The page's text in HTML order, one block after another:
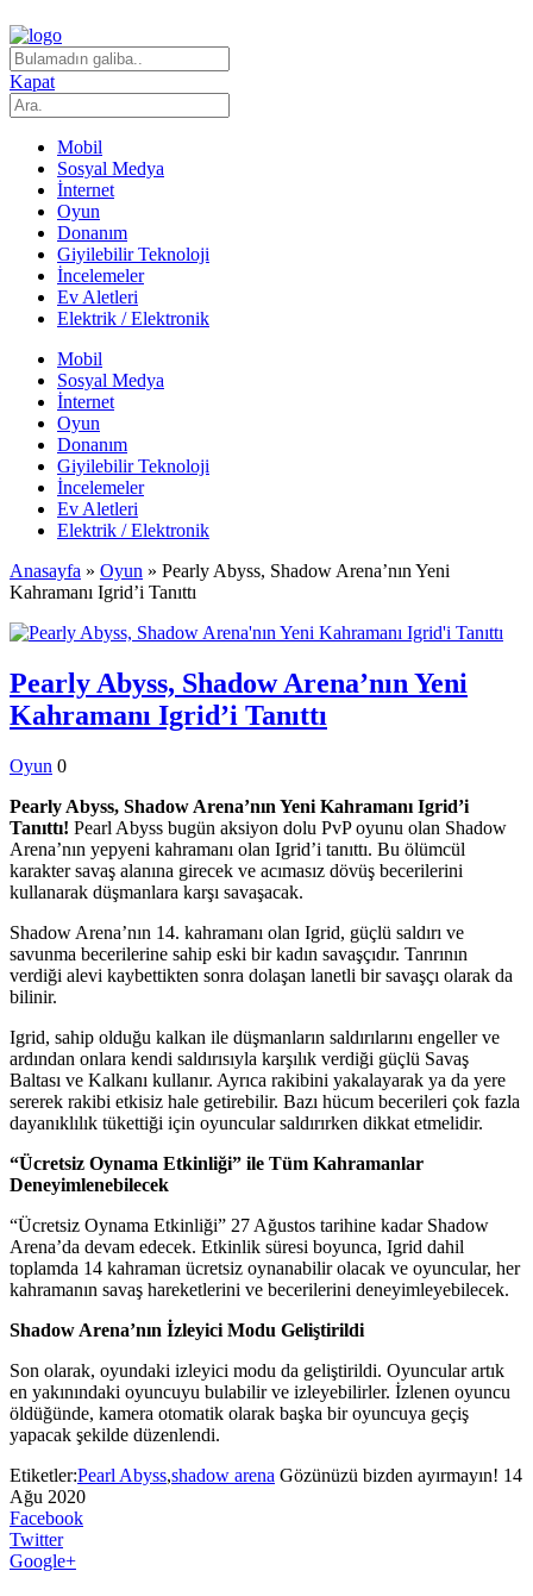
Kapat
Mobil
Sosyal Medya
İnternet
Oyun
Donanım
Giyilebilir Teknoloji
İncelemeler
Ev Aletleri
Elektrik / Elektronik
Mobil
Sosyal Medya
İnternet
Oyun
Donanım
Giyilebilir Teknoloji
İncelemeler
Ev Aletleri
Elektrik / Elektronik
Anasayfa » Oyun » Pearly Abyss, Shadow Arena’nın Yeni
Kahramanı Igrid’i Tanıttı
Pearly Abyss, Shadow Arena’nın Yeni
Kahramanı Igrid’i Tanıttı
Oyun 0
Pearly Abyss, Shadow Arena’nın Yeni Kahramanı Igrid’i
Tanıttı! Pearl Abyss bugün aksiyon dolu PvP oyunu olan Shadow
Arena’nın yepyeni kahramanı olan Igrid’i tanıttı. Bu ölümcül
karakter savaş alanına girecek ve acımasız dövüş becerilerini
kullanarak düşmanlara karşı savaşacak.
Shadow Arena’nın 14. kahramanı olan Igrid, güçlü saldırı ve
savunma becerilerine sahip eski bir kadın savaşçıdır. Tanrının
verdiği alevi kaybettikten sonra dolaşan lanetli bir savaşçı olarak da
bilinir.
Igrid, sahip olduğu kalkan ile düşmanların saldırılarını engeller ve
ardından onlara kendi saldırısıyla karşılık verdiği güçlü Savaş
Baltası ve Kalkanı kullanır. Ayrıca rakibini yakalayarak ya da yere
sererek rakibi etkisiz hale getirebilir. Bazı hücum becerileri çok fazla
dayanıklılık tükettiği için oyuncular saldırırken dikkat etmelidir.
“Ücretsiz Oynama Etkinliği” ile Tüm Kahramanlar
Deneyimlenebilecek
“Ücretsiz Oynama Etkinliği” 27 Ağustos tarihine kadar Shadow
Arena’da devam edecek. Etkinlik süresi boyunca, Igrid dahil
toplamda 14 kahraman ücretsiz oynanabilir olacak ve oyuncular, her
kahramanın savaş hareketlerini ve becerilerini deneyimleyebilecek.
Shadow Arena’nın İzleyici Modu Geliştirildi
Son olarak, oyundaki izleyici modu da geliştirildi. Oyuncular artık
en yakınındaki oyuncuyu bulabilir ve izleyebilirler. İzlenen oyuncu
öldüğünde, kamera otomatik olarak başka bir oyuncuya geçiş
yapacak şekilde düzenlendi.
Etiketler:Pearl Abyss,shadow arena Gözünüzü bizden ayırmayın! 14
Ağu 2020
Facebook
Twitter
Google+